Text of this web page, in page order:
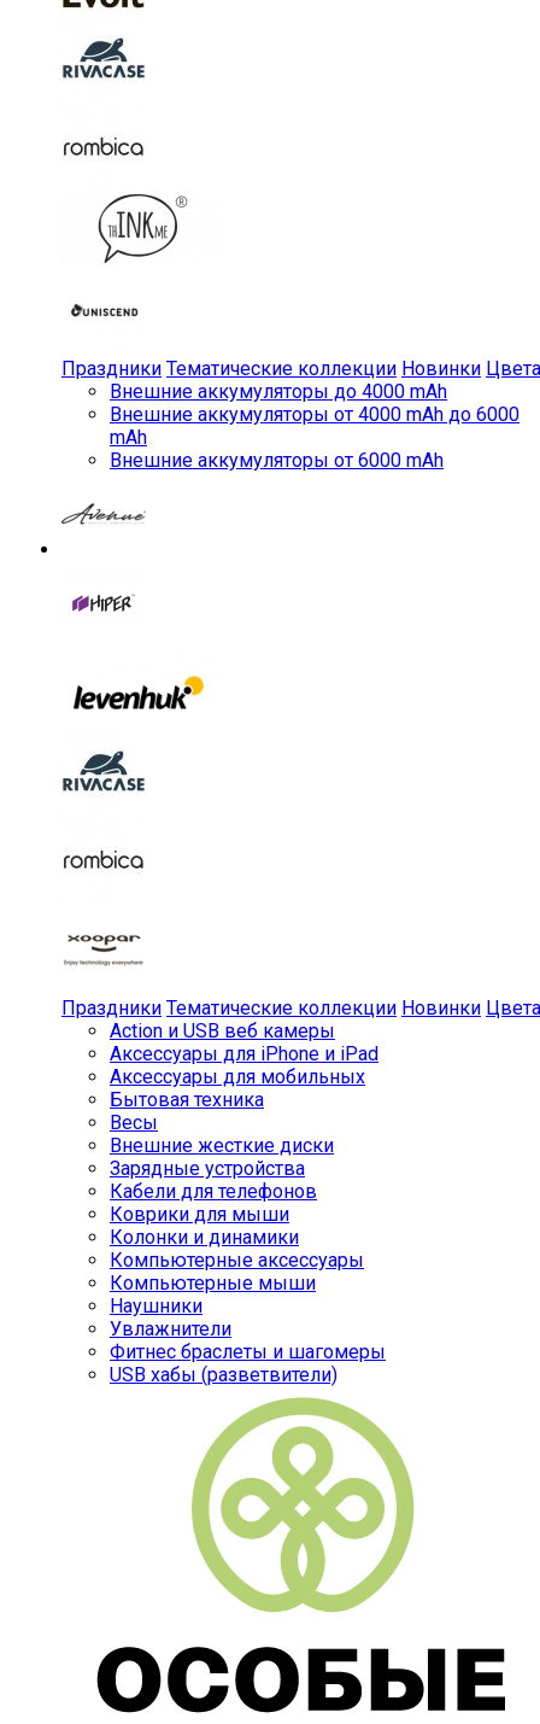
Праздники Тематические коллекции Новинки Цвета
Внешние аккумуляторы до 4000 mAh
Внешние аккумуляторы от 4000 mAh до 6000
mAh
Внешние аккумуляторы от 6000 mAh
Праздники Тематические коллекции Новинки Цвета
Action и USB веб камеры
Аксессуары для iPhone и iPad
Аксессуары для мобильных
Бытовая техника
Весы
Внешние жесткие диски
Зарядные устройства
Кабели для телефонов
Коврики для мыши
Колонки и динамики
Компьютерные аксессуары
Компьютерные мыши
Наушники
Увлажнители
Фитнес браслеты и шагомеры
USB хабы (разветвители)